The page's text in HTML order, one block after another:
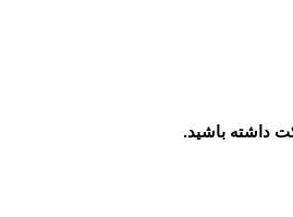
داشته باشید.